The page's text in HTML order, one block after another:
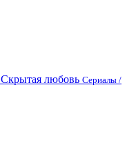
Скрытая любовь Сериалы /